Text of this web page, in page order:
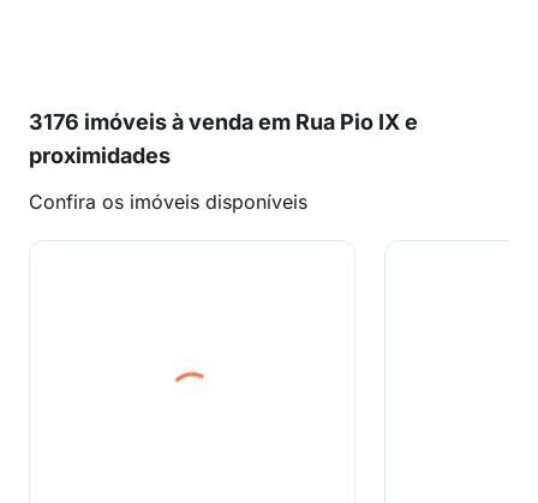
3176 imóveis à venda em Rua Pio IX e
proximidades
Confira os imóveis disponíveis